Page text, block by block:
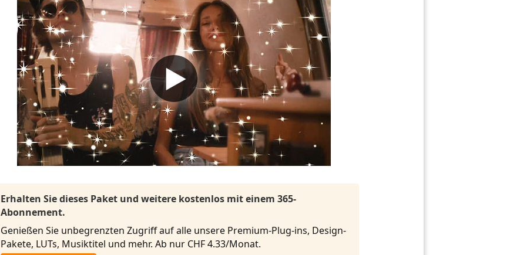
Erhalten Sie dieses Paket und weitere kostenlos mit einem 365-
Abonnement.
Genießen Sie unbegrenzten Zugriff auf alle unsere Premium-Plug-ins, Design-
Pakete, LUTs, Musiktitel und mehr. Ab nur CHF 4.33/Monat.